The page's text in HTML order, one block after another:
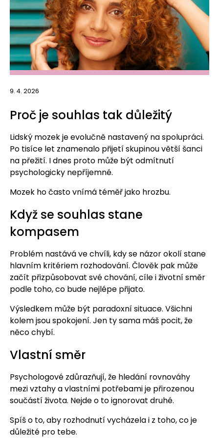
9. 4. 2026
Proč je souhlas tak důležitý
Lidský mozek je evolučně nastavený na spolupráci.
Po tisíce let znamenalo přijetí skupinou větší šanci
na přežití. I dnes proto může být odmítnutí
psychologicky nepříjemné.
Mozek ho často vnímá téměř jako hrozbu.
Když se souhlas stane
kompasem
Problém nastává ve chvíli, kdy se názor okolí stane
hlavním kritériem rozhodování. Člověk pak může
začít přizpůsobovat své chování, cíle i životní směr
podle toho, co bude nejlépe přijato.
Výsledkem může být paradoxní situace. Všichni
kolem jsou spokojení. Jen ty sama máš pocit, že
něco chybí.
Vlastní směr
Psychologové zdůrazňují, že hledání rovnováhy
mezi vztahy a vlastními potřebami je přirozenou
součástí života. Nejde o to ignorovat druhé.
Spíš o to, aby rozhodnutí vycházela i z toho, co je
důležité pro tebe.